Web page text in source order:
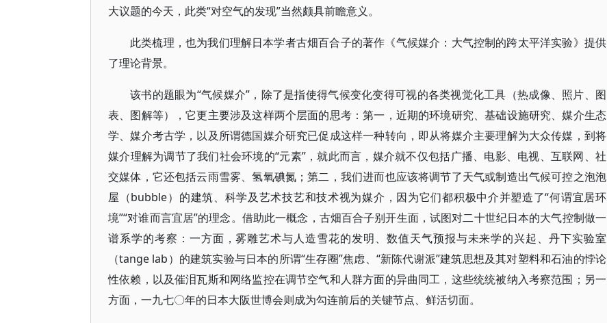
大议题的今天，此类“对空气的发现”当然颇具前瞻意义。
此类梳理，也为我们理解日本学者古畑百合子的著作《气候媒介：大气控制的跨太平洋实验》提供
了理论背景。
该书的题眼为“气候媒介”，除了是指使得气候变化变得可视的各类视觉化工具（热成像、照片、图
表、图解等），它更主要涉及这样两个层面的思考：第一，近期的环境研究、基础设施研究、媒介生态
学、媒介考古学，以及所谓德国媒介研究已促成这样一种转向，即从将媒介主要理解为大众传媒，到将
媒介理解为调节了我们社会环境的“元素”，就此而言，媒介就不仅包括广播、电影、电视、互联网、社
交媒体，它还包括云雨雪雾、氢氧碘氮；第二，我们进而也应该将调节了天气或制造出气候可控之泡泡
屋（bubble）的建筑、科学及艺术技艺和技术视为媒介，因为它们都积极中介并塑造了“何谓宜居环
境”“对谁而言宜居”的理念。借助此一概念，古畑百合子别开生面，试图对二十世纪日本的大气控制做一
谱系学的考察：一方面，雾雕艺术与人造雪花的发明、数值天气预报与未来学的兴起、丹下实验室
（tange lab）的建筑实验与日本的所谓“生存圈”焦虑、“新陈代谢派”建筑思想及其对塑料和石油的悖论
性依赖，以及催泪瓦斯和网络监控在调节空气和人群方面的异曲同工，这些统统被纳入考察范围；另一
方面，一九七〇年的日本大阪世博会则成为勾连前后的关键节点、鲜活切面。